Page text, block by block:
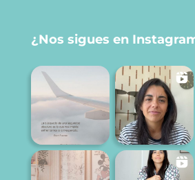
¿Nos sigues en